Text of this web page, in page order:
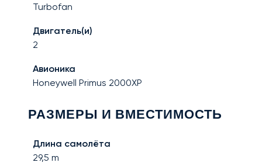
Turbofan
Двигатель(и)
2
Авионика
Honeywell Primus 2000XP
РАЗМЕРЫ И ВМЕСТИМОСТЬ
Длина самолёта
29,5 m